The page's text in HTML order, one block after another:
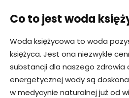
Co to jest woda
Woda księżycowa to woda
księżyca. Jest ona niezwykle
substancji dla naszego zdrowia
energetycznej wody są
w medycynie naturalnej już od